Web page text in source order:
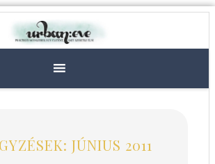
JÚNIUS 2011